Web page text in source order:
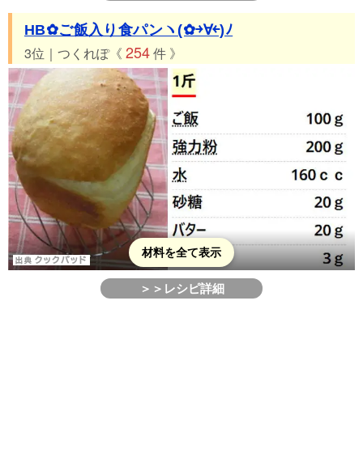
HB✿ご飯入り食パンヽ(✿￫∀￩)ﾉ
3位｜つくれぽ《 254件 》
材料を全て表示
＞＞レシピ詳細